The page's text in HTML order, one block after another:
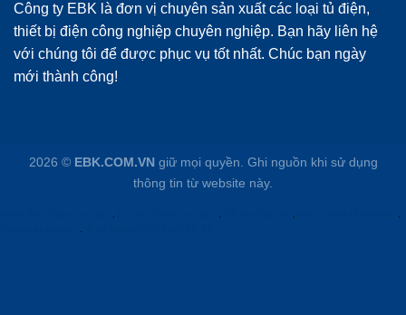
Công ty EBK là đơn vị chuyên sản xuất các loại tủ điện,
thiết bị điện công nghiệp chuyên nghiệp. Bạn hãy liên hệ
với chúng tôi để được phục vụ tốt nhất. Chúc bạn ngày
mới thành công!
2026 © EBK.COM.VN giữ mọi quyền. Ghi nguồn khi sử dụng
thông tin từ website này.